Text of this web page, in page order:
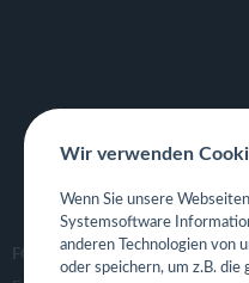
FOLGE UNS
Wir verwenden
Wenn Sie unsere
Systemsoftware
anderen Technologien von
oder speichern, um z.B.